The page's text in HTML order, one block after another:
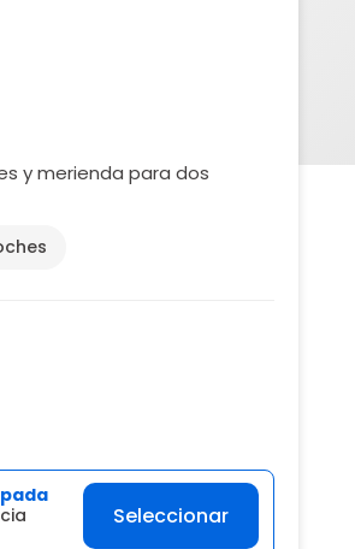
y merienda para dos
Seleccionar